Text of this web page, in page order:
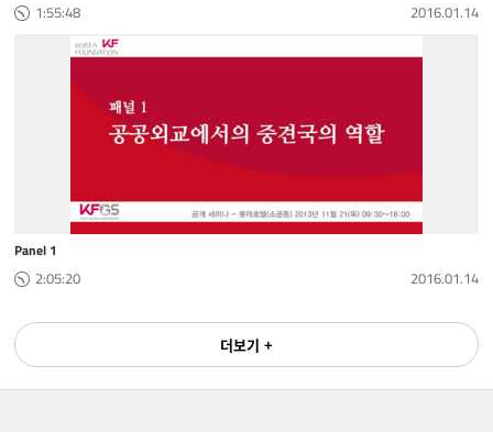
1:55:48 2016.01.14
Panel 1
2:05:20 2016.01.14
더보기 +